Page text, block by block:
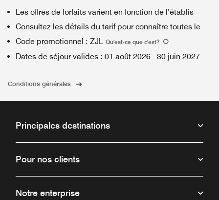
Les offres de forfaits varient en fonction de l’établis
Consultez les détails du tarif pour connaître toutes le
Code promotionnel : ZJL Qu'est-ce que c'est?
Dates de séjour valides : 01 août 2026 - 30 juin 2027
Conditions générales
Principales destinations
Pour nos clients
Notre enterprise